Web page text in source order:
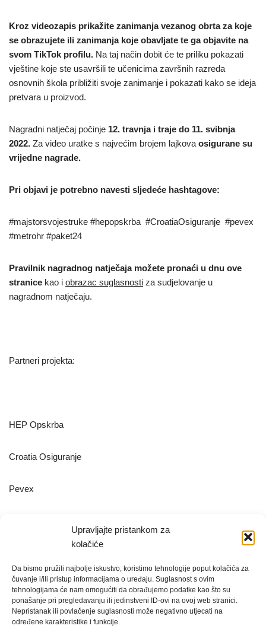
Upravljajte pristankom za
kolačiće
Da bismo pružili najbolje iskustvo, koristimo tehnologije poput kolačića za
čuvanje i/ili pristup informacijama o uređaju. Suglasnost s ovim
tehnologijama će nam omogućiti da obrađujemo podatke kao što su
ponašanje pri pregledavanju ili jedinstveni ID-ovi na ovoj web stranici.
Nepristanak ili povlačenje suglasnosti može negativno utjecati na
određene karakteristike i funkcije.
Kroz videozapis prikažite zanimanja vezanog obrta za koje
se obrazujete ili zanimanja koje obavljate te ga objavite na
svom TikTok profilu. Na taj način dobit će te priliku pokazati
vještine koje ste usavršili te učenicima završnih razreda
osnovnih škola približiti svoje zanimanje i pokazati kako se ideja
pretvara u proizvod.
Nagradni natječaj počinje 12. travnja i traje do 11. svibnja
2022. Za video uratke s najvećim brojem lajkova osigurane su
vrijedne nagrade.
Pri objavi je potrebno navesti sljedeće hashtagove:
#majstorsvojestruke #hepopskrba #CroatiaOsiguranje #pevex
#metrohr #paket24
Pravilnik nagradnog natječaja možete pronaći u dnu ove
stranice kao i obrazac suglasnosti za sudjelovanje u
nagradnom natječaju.
Partneri projekta:
HEP Opskrba
Croatia Osiguranje
Pevex
Pravila nagradnog natječaja #majstorsvojestruke 00.docx